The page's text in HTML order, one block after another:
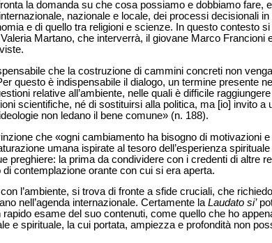
la domanda su che cosa possiamo e dobbiamo fare,
nazionale e locale, dei processi decisionali
e di quello tra religioni e scienze. In questo contesto
Martano, che interverrà, il giovane Marco Francioni
che la costruzione di cammini concreti non
questo è indispensabile il dialogo, un termine presente
relative all’ambiente, nelle quali è difficile
scientifiche, né di sostituirsi alla politica, ma [io] invito
non ledano il bene comune» (n. 188).
che «ogni cambiamento ha bisogno di motivazioni
umana ispirate al tesoro dell’esperienza
preghiere: la prima da condividere con i credenti di altre
di contemplazione orante con cui si era aperta.
l’ambiente, si trova di fronte a sfide cruciali, che
nell’agenda internazionale. Certamente la Laudato si’
esame del suo contenuti, come quello che ho
e spirituale, la cui portata, ampiezza e profondità non